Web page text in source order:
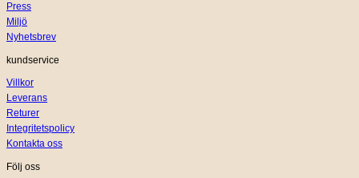
Press
Miljö
Nyhetsbrev
kundservice
Villkor
Leverans
Returer
Integritetspolicy
Kontakta oss
Följ oss